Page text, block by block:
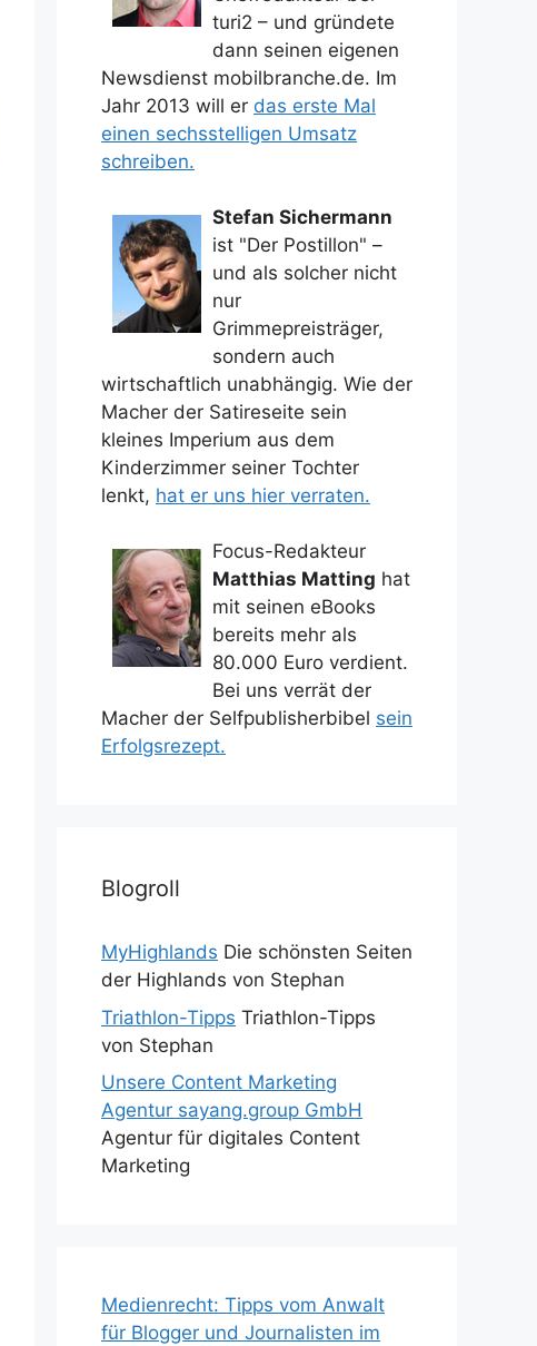
turi2 – und gründete
dann seinen eigenen
Newsdienst mobilbranche.de. Im
Jahr 2013 will er das erste Mal
einen sechsstelligen Umsatz
schreiben.
Stefan Sichermann
ist "Der Postillon" –
und als solcher nicht
nur
Grimmepreisträger,
sondern auch
wirtschaftlich unabhängig. Wie der
Macher der Satireseite sein
kleines Imperium aus dem
Kinderzimmer seiner Tochter
lenkt, hat er uns hier verraten.
Focus-Redakteur
Matthias Matting hat
mit seinen eBooks
bereits mehr als
80.000 Euro verdient.
Bei uns verrät der
Macher der Selfpublisherbibel sein
Erfolgsrezept.
Blogroll
MyHighlands Die schönsten Seiten
der Highlands von Stephan
Triathlon-Tipps Triathlon-Tipps
von Stephan
Unsere Content Marketing
Agentur sayang.group GmbH
Agentur für digitales Content
Marketing
Medienrecht: Tipps vom Anwalt
für Blogger und Journalisten im